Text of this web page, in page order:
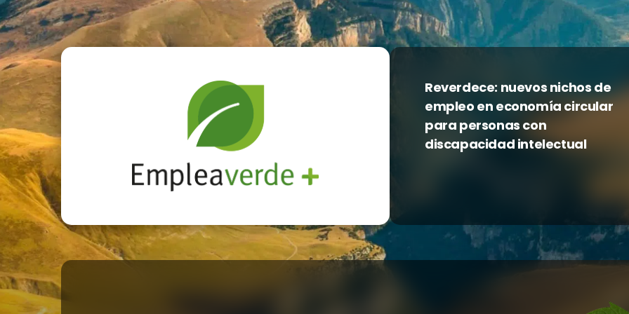
Reverdece: nuevos nichos de
empleo en economía circular
para personas con
discapacidad intelectual